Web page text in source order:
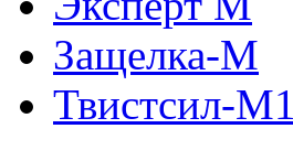
Защелка-М
Твистсил-М1